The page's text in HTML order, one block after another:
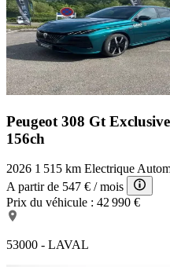
Peugeot 308 Gt Exclusive
156ch
2026 1 515 km Electrique
A partir de 547 € / mois
Prix du véhicule : 42 990 €
53000 - LAVAL